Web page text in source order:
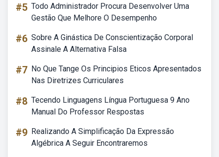
#5 Todo Administrador Procura Desenvolver Uma
Gestão Que Melhore O Desempenho
#6 Sobre A Ginástica De Conscientização Corporal
Assinale A Alternativa Falsa
#7 No Que Tange Os Principios Eticos Apresentados
Nas Diretrizes Curriculares
#8 Tecendo Linguagens Língua Portuguesa 9 Ano
Manual Do Professor Respostas
#9 Realizando A Simplificação Da Expressão
Algébrica A Seguir Encontraremos